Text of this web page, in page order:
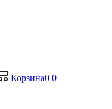
Корзина0 0